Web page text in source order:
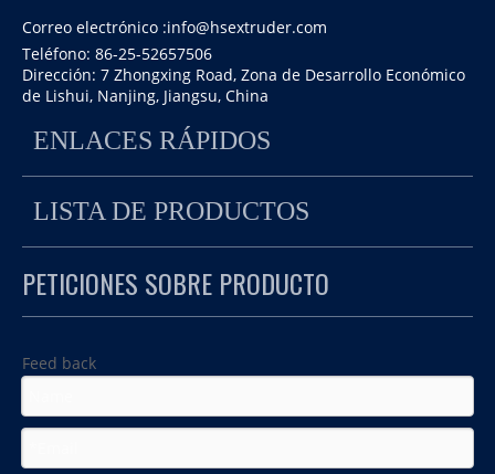
La extrusión de Nanjing Haisi intentó ejecutar una línea de
granulación de pelletismo submarina hace varios días.
La materia prima es LDPE. La salida puede ser de hasta
600kg / h.
subacuática sin extrusora de doble husillo
Correo electrónico :info@hsextruder.com
Teléfono: 86-25-52657506
Dirección: 7 Zhongxing Road, Zona de Desarrollo Económico
de Lishui, Nanjing, Jiangsu, China
ENLACES RÁPIDOS
LISTA DE PRODUCTOS
PETICIONES SOBRE PRODUCTO
Feed back